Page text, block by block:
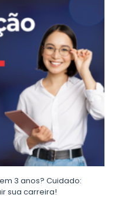
3 anos? Cuidado:
sua carreira!